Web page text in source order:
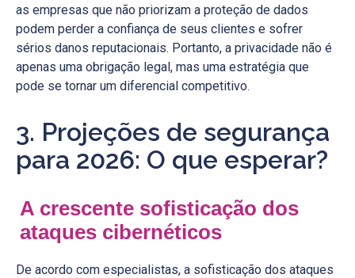
as empresas que não priorizam a proteção de dados
podem perder a confiança de seus clientes e sofrer
sérios danos reputacionais. Portanto, a privacidade não é
apenas uma obrigação legal, mas uma estratégia que
pode se tornar um diferencial competitivo.
3. Projeções de segurança
para 2026: O que esperar?
A crescente sofisticação dos
ataques cibernéticos
De acordo com especialistas, a sofisticação dos ataques